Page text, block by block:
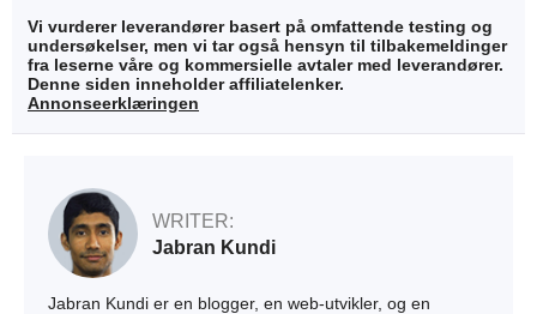
Vi vurderer leverandører basert på omfattende testing og
undersøkelser, men vi tar også hensyn til tilbakemeldinger
fra leserne våre og kommersielle avtaler med leverandører.
Denne siden inneholder affiliatelenker.
Annonseerklæringen
WRITER:
Jabran Kundi
Jabran Kundi er en blogger, en web-utvikler, og en